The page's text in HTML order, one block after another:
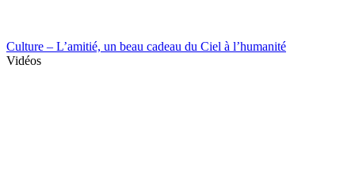
Culture – L’amitié, un beau cadeau du Ciel à l’humanité
Vidéos